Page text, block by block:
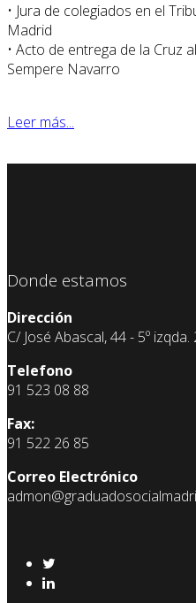
• Jura de colegiados en el
Madrid
• Acto de entrega de la Cruz
Sempere Navarro
Leer más...
Donde estamos
Dirección
C/ José Abascal, 44 - 5º
Telefono
91 523 08 88
Fax:
91 522 26 85
Correo Electrónico